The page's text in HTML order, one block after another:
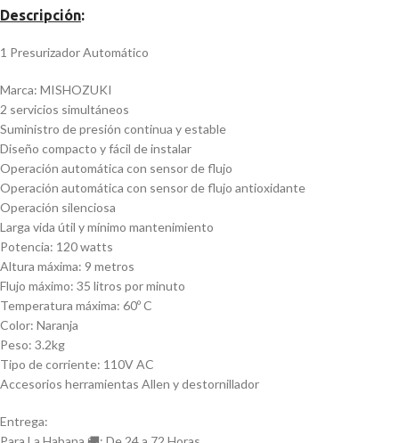
Descripción:
1 Presurizador Automático
Marca: MISHOZUKI
2 servicios simultáneos
Suministro de presión continua y estable
Diseño compacto y fácil de instalar
Operación automática con sensor de flujo
Operación automática con sensor de flujo antioxidante
Operación silenciosa
Larga vida útil y mínimo mantenimiento
Potencia: 120 watts
Altura máxima: 9 metros
Flujo máximo: 35 litros por minuto
Temperatura máxima: 60º C
Color: Naranja
Peso: 3.2kg
Tipo de corriente: 110V AC
Accesorios herramientas Allen y destornillador
Entrega: